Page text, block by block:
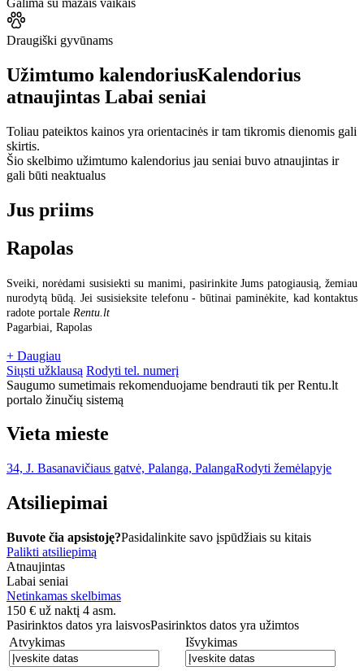
Galima su mažais vaikais
Draugiški gyvūnams
Užimtumo kalendoriusKalendorius
atnaujintas Labai seniai
Toliau pateiktos kainos yra orientacinės ir tam tikromis dienomis gali
skirtis.
Šio skelbimo užimtumo kalendorius jau seniai buvo atnaujintas ir
gali būti neaktualus
Jus priims
Rapolas
Sveiki, norėdami susisiekti su manimi, pasirinkite Jums patogiausią, žemiau
nurodytą būdą. Jei susisieksite telefonu - būtinai paminėkite, kad kontaktus
radote portale Rentu.lt
Pagarbiai, Rapolas
+ Daugiau
Siųsti užklausą Rodyti tel. numerį
Saugumo sumetimais rekomenduojame bendrauti tik per Rentu.lt
portalo žinučių sistemą
Vieta mieste
34, J. Basanavičiaus gatvė, Palanga, PalangaRodyti žemėlapyje
Atsiliepimai
Buvote čia apsistoję?Pasidalinkite savo įspūdžiais su kitais
Palikti atsiliepimą
Atnaujintas
Labai seniai
Netinkamas skelbimas
150 € už naktį 4 asm.
Pasirinktos datos yra laisvosPasirinktos datos yra užimtos
Atvykimas
Išvykimas